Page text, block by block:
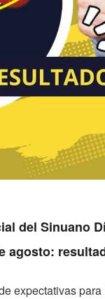
del Sinuano
agosto:
expectativas